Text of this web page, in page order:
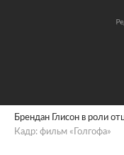
Брендан Глисон в роли
Кадр: фильм «Голгофа»